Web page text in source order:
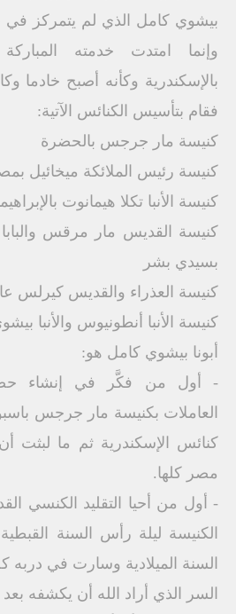
بيشوي كامل الذي لم يتمركز في
وإنما امتدت خدمته
بالإسكندرية وكأنه أصبح خادما
فقام بتأسيس الكنائس الآتية:
كنيسة مار جرجس بالحضرة
كنيسة رئيس الملائكة ميخائيل
كنيسة الأنبا تكلا هيمانوت
كنيسة القديس مار مرقس
بسيدي بشر
كنيسة العذراء والقديس كيرلس
كنيسة الأنبا أنطونيوس والأنبا
أبونا بيشوي كامل هو:
- أول من فكَّر في إنشاء
العاملات بكنيسة مار جرجس
كنائس الإسكندرية ثم ما لبثت
مصر كلها.
- أول من أحيا التقليد الكنسي
الكنيسة ليلة رأس السنة
السنة الميلادية وسارت في دربه
السر الذي أراد الله أن يكشفه بعد